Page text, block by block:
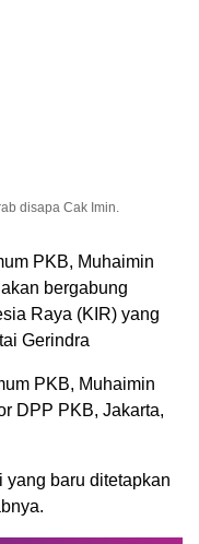
disapa Cak Imin.
PKB, Muhaimin
bergabung
Raya (KIR) yang
Gerindra
PKB, Muhaimin
DPP PKB, Jakarta,
yang baru ditetapkan